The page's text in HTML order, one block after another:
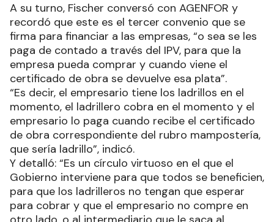
A su turno, Fischer conversó con AGENFOR y
recordó que este es el tercer convenio que se
firma para financiar a las empresas, “o sea se les
paga de contado a través del IPV, para que la
empresa pueda comprar y cuando viene el
certificado de obra se devuelve esa plata”.
“Es decir, el empresario tiene los ladrillos en el
momento, el ladrillero cobra en el momento y el
empresario lo paga cuando recibe el certificado
de obra correspondiente del rubro mampostería,
que sería ladrillo”, indicó.
Y detalló: “Es un círculo virtuoso en el que el
Gobierno interviene para que todos se beneficien,
para que los ladrilleros no tengan que esperar
para cobrar y que el empresario no compre en